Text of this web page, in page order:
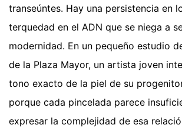
transeúntes. Hay una persistencia en
terquedad en el ADN que se niega a
modernidad. En un pequeño estudio
de la Plaza Mayor, un artista joven
tono exacto de la piel de su
porque cada pincelada parece
expresar la complejidad de esa